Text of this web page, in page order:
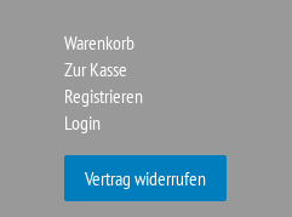
Warenkorb
Zur Kasse
Registrieren
Login
Vertrag widerrufen